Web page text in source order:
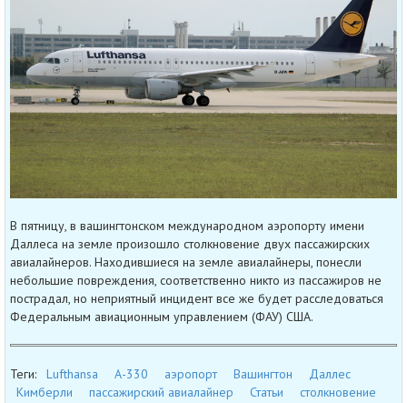
В пятницу, в вашингтонском международном аэропорту имени
Даллеса на земле произошло столкновение двух пассажирских
авиалайнеров. Находившиеся на земле авиалайнеры, понесли
небольшие повреждения, соответственно никто из пассажиров не
пострадал, но неприятный инцидент все же будет расследоваться
Федеральным авиационным управлением (ФАУ) США.
Теги: Lufthansa А-330 аэропорт Вашингтон
Даллес
Кимберли
пассажирский авиалайнер Статьи
столкновение